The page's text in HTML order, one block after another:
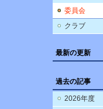
委員会
クラブ
最新の更新
過去の記事
2026年度